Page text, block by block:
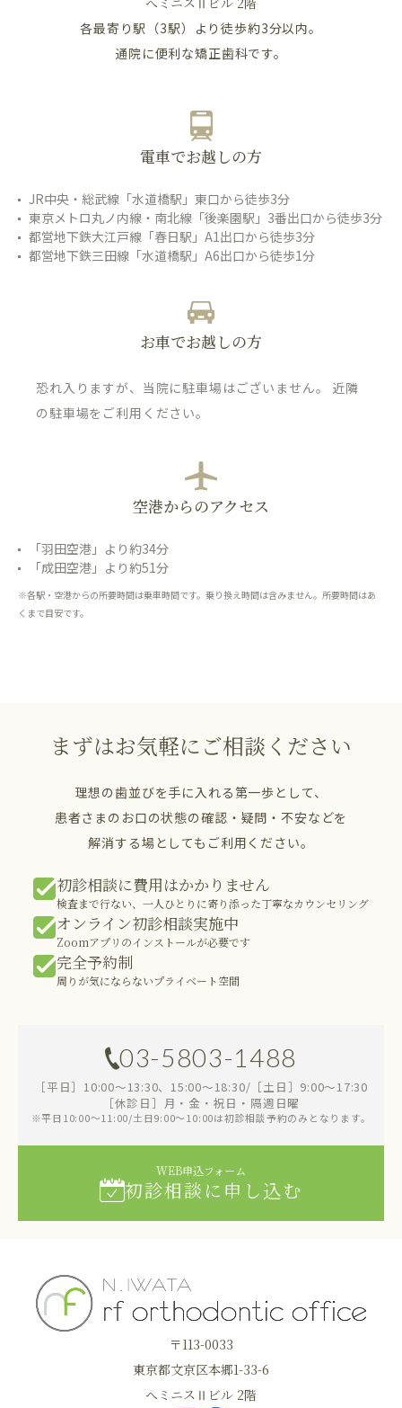
各最寄り駅（3駅）より徒歩約3分以内。
通院に便利な矯正歯科です。
電車でお越しの方
JR中央・総武線「水道橋駅」東口から徒歩3分
東京メトロ丸ノ内線・南北線「後楽園駅」3番出口から徒歩3分
都営地下鉄大江戸線「春日駅」A1出口から徒歩3分
都営地下鉄三田線「水道橋駅」A6出口から徒歩1分
お車でお越しの方
恐れ入りますが、当院に駐車場はございません。 近隣
の駐車場をご利用ください。
空港からのアクセス
「羽田空港」より約34分
「成田空港」より約51分
※各駅・空港からの所要時間は乗車時間です。乗り換え時間は含みません。所要時間はあ
くまで目安です。
まずはお気軽にご相談ください
理想の歯並びを手に入れる第一歩として、
患者さまのお口の状態の確認・疑問・不安などを
解消する場としてもご利用ください。
初診相談に費用はかかりません
検査まで行ない、一人ひとりに寄り添った丁寧なカウンセリング
オンライン初診相談実施中
Zoomアプリのインストールが必要です
完全予約制
周りが気にならないプライベート空間
03-5803-1488
［平日］10:00～13:30、15:00～18:30/［土日］9:00～17:30
［休診日］月・金・祝日・隔週日曜
※平日10:00～11:00/土日9:00～10:00は初診相談予約のみとなります。
WEB申込フォーム
初診相談に申し込む
〒113-0033
東京都文京区本郷1-33-6
へミニスⅡビル 2階